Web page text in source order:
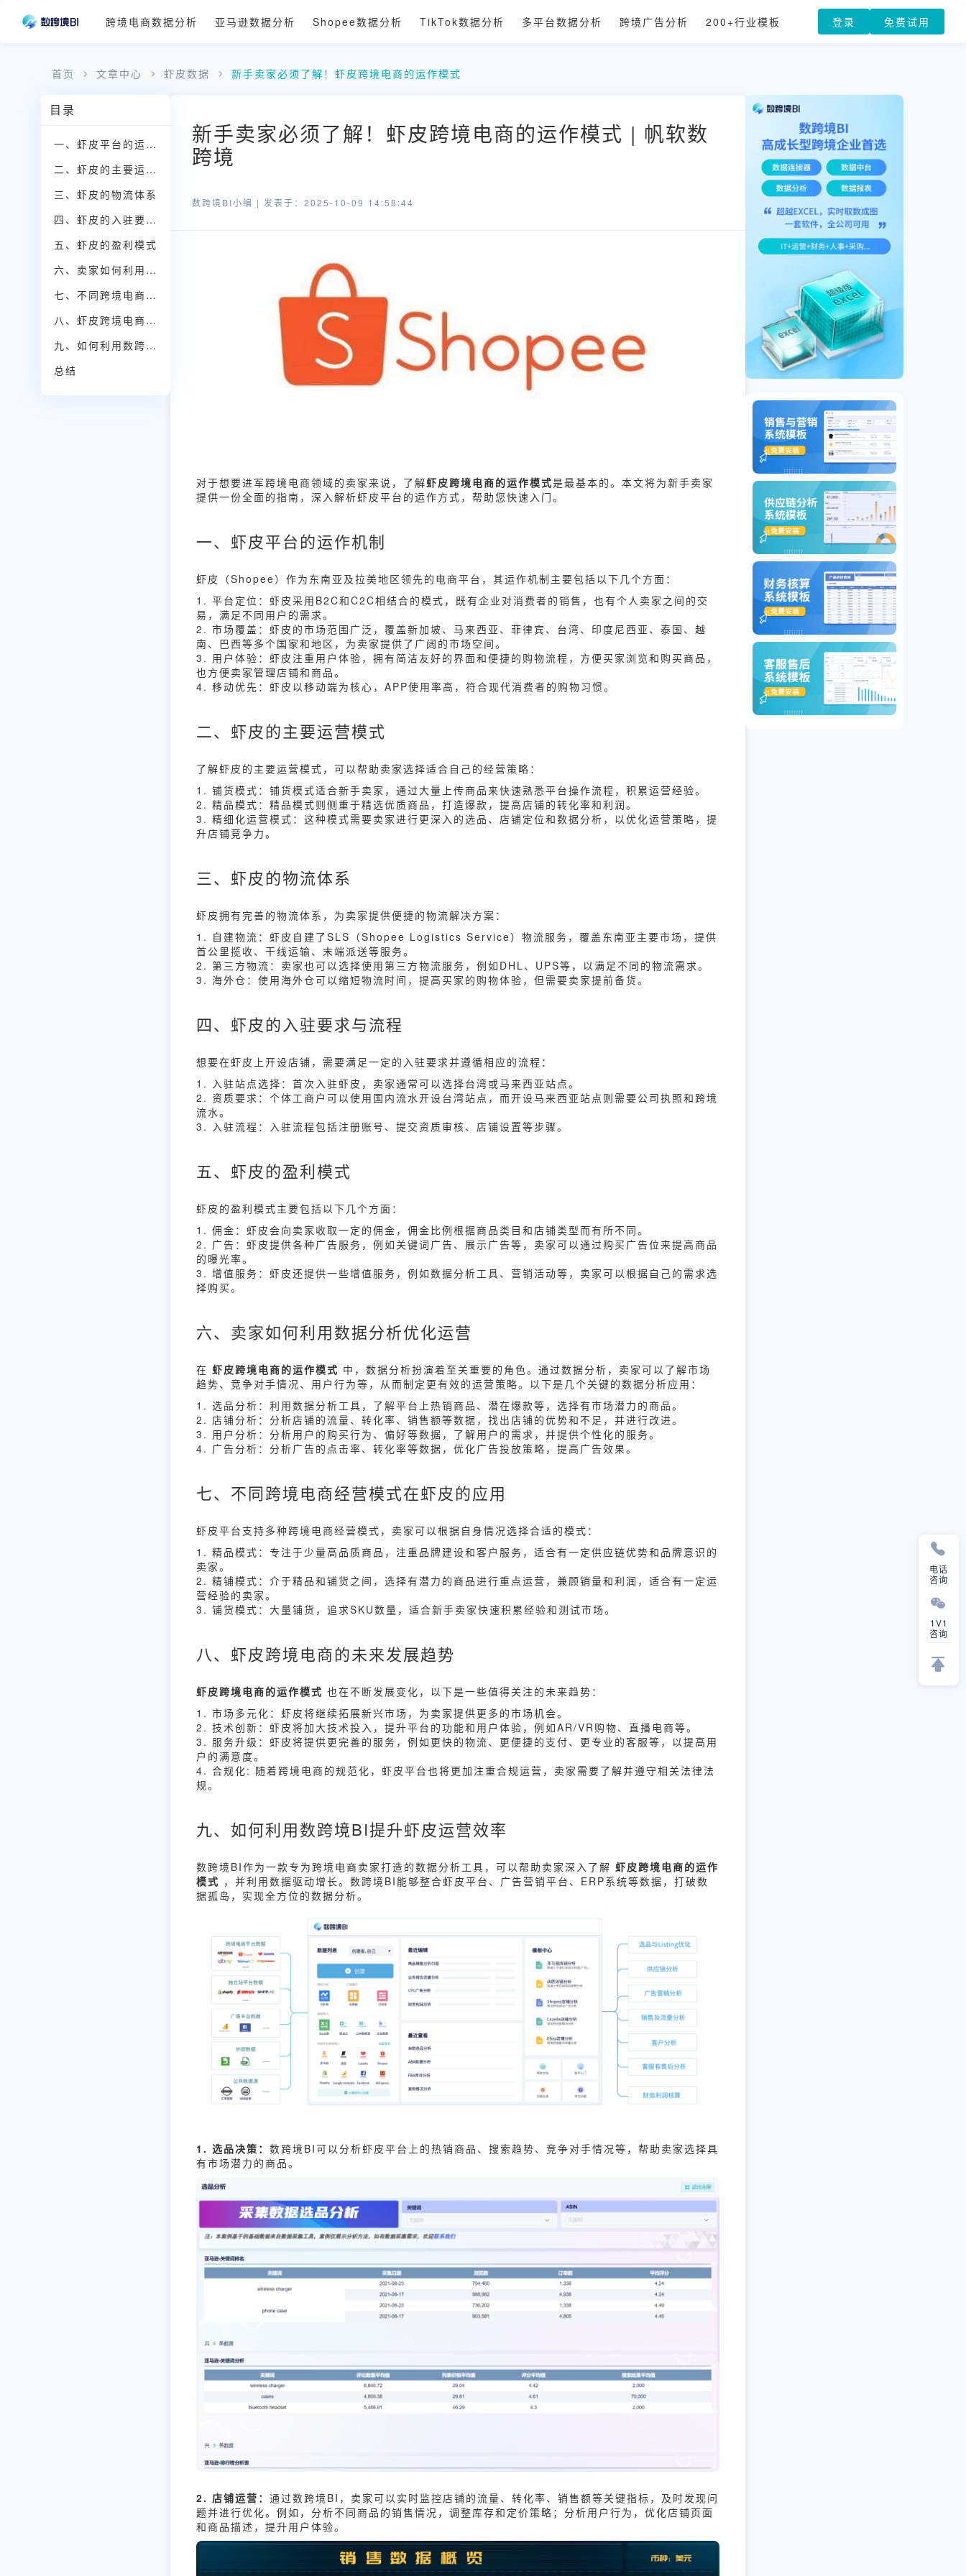
跨境电商数据分析 亚马逊数据分析 Shopee数据分析 TikTok数据分析 多平台数据分析 跨境广告分析 200+行业模板 登录 免费试用
首页 文章中心 虾皮数据 新手卖家必须了解！虾皮跨境电商的运作模式
目录
一、虾皮平台的运作机制
二、虾皮的主要运营模式
三、虾皮的物流体系
四、虾皮的入驻要求与流程
五、虾皮的盈利模式
六、卖家如何利用数据分析优化运营
七、不同跨境电商经营模式在虾皮的应用
八、虾皮跨境电商的未来发展趋势
九、如何利用数跨境BI提升虾皮运营效率
总结
新手卖家必须了解！虾皮跨境电商的运作模式 | 帆软数
跨境
数跨境BI小编 | 发表于：2025-10-09 14:58:44
对于想要进军跨境电商领域的卖家来说，了解虾皮跨境电商的运作模式是最基本的。本文将为新手卖家
提供一份全面的指南，深入解析虾皮平台的运作方式，帮助您快速入门。
一、虾皮平台的运作机制
虾皮（Shopee）作为东南亚及拉美地区领先的电商平台，其运作机制主要包括以下几个方面：
1. 平台定位：虾皮采用B2C和C2C相结合的模式，既有企业对消费者的销售，也有个人卖家之间的交
易，满足不同用户的需求。
2. 市场覆盖：虾皮的市场范围广泛，覆盖新加坡、马来西亚、菲律宾、台湾、印度尼西亚、泰国、越
南、巴西等多个国家和地区，为卖家提供了广阔的市场空间。
3. 用户体验：虾皮注重用户体验，拥有简洁友好的界面和便捷的购物流程，方便买家浏览和购买商品，
也方便卖家管理店铺和商品。
4. 移动优先：虾皮以移动端为核心，APP使用率高，符合现代消费者的购物习惯。
二、虾皮的主要运营模式
了解虾皮的主要运营模式，可以帮助卖家选择适合自己的经营策略：
1. 铺货模式：铺货模式适合新手卖家，通过大量上传商品来快速熟悉平台操作流程，积累运营经验。
2. 精品模式：精品模式则侧重于精选优质商品，打造爆款，提高店铺的转化率和利润。
3. 精细化运营模式：这种模式需要卖家进行更深入的选品、店铺定位和数据分析，以优化运营策略，提
升店铺竞争力。
三、虾皮的物流体系
虾皮拥有完善的物流体系，为卖家提供便捷的物流解决方案：
1. 自建物流：虾皮自建了SLS（Shopee Logistics Service）物流服务，覆盖东南亚主要市场，提供
首公里揽收、干线运输、末端派送等服务。
2. 第三方物流：卖家也可以选择使用第三方物流服务，例如DHL、UPS等，以满足不同的物流需求。
3. 海外仓：使用海外仓可以缩短物流时间，提高买家的购物体验，但需要卖家提前备货。
四、虾皮的入驻要求与流程
想要在虾皮上开设店铺，需要满足一定的入驻要求并遵循相应的流程：
1. 入驻站点选择：首次入驻虾皮，卖家通常可以选择台湾或马来西亚站点。
2. 资质要求：个体工商户可以使用国内流水开设台湾站点，而开设马来西亚站点则需要公司执照和跨境
流水。
3. 入驻流程：入驻流程包括注册账号、提交资质审核、店铺设置等步骤。
五、虾皮的盈利模式
虾皮的盈利模式主要包括以下几个方面：
1. 佣金：虾皮会向卖家收取一定的佣金，佣金比例根据商品类目和店铺类型而有所不同。
2. 广告：虾皮提供各种广告服务，例如关键词广告、展示广告等，卖家可以通过购买广告位来提高商品
的曝光率。
3. 增值服务：虾皮还提供一些增值服务，例如数据分析工具、营销活动等，卖家可以根据自己的需求选
择购买。
六、卖家如何利用数据分析优化运营
在 虾皮跨境电商的运作模式 中，数据分析扮演着至关重要的角色。通过数据分析，卖家可以了解市场
趋势、竞争对手情况、用户行为等，从而制定更有效的运营策略。以下是几个关键的数据分析应用：
1. 选品分析：利用数据分析工具，了解平台上热销商品、潜在爆款等，选择有市场潜力的商品。
2. 店铺分析：分析店铺的流量、转化率、销售额等数据，找出店铺的优势和不足，并进行改进。
3. 用户分析：分析用户的购买行为、偏好等数据，了解用户的需求，并提供个性化的服务。
4. 广告分析：分析广告的点击率、转化率等数据，优化广告投放策略，提高广告效果。
七、不同跨境电商经营模式在虾皮的应用
虾皮平台支持多种跨境电商经营模式，卖家可以根据自身情况选择合适的模式：
1. 精品模式：专注于少量高品质商品，注重品牌建设和客户服务，适合有一定供应链优势和品牌意识的
卖家。
2. 精铺模式：介于精品和铺货之间，选择有潜力的商品进行重点运营，兼顾销量和利润，适合有一定运
营经验的卖家。
3. 铺货模式：大量铺货，追求SKU数量，适合新手卖家快速积累经验和测试市场。
八、虾皮跨境电商的未来发展趋势
虾皮跨境电商的运作模式 也在不断发展变化，以下是一些值得关注的未来趋势：
1. 市场多元化：虾皮将继续拓展新兴市场，为卖家提供更多的市场机会。
2. 技术创新：虾皮将加大技术投入，提升平台的功能和用户体验，例如AR/VR购物、直播电商等。
3. 服务升级：虾皮将提供更完善的服务，例如更快的物流、更便捷的支付、更专业的客服等，以提高用
户的满意度。
4. 合规化: 随着跨境电商的规范化，虾皮平台也将更加注重合规运营，卖家需要了解并遵守相关法律法
规。
九、如何利用数跨境BI提升虾皮运营效率
数跨境BI作为一款专为跨境电商卖家打造的数据分析工具，可以帮助卖家深入了解 虾皮跨境电商的运作
模式 ，并利用数据驱动增长。数跨境BI能够整合虾皮平台、广告营销平台、ERP系统等数据，打破数
据孤岛，实现全方位的数据分析。
1. 选品决策： 数跨境BI可以分析虾皮平台上的热销商品、搜索趋势、竞争对手情况等，帮助卖家选择具
有市场潜力的商品。
2. 店铺运营： 通过数跨境BI，卖家可以实时监控店铺的流量、转化率、销售额等关键指标，及时发现问
题并进行优化。例如，分析不同商品的销售情况，调整库存和定价策略；分析用户行为，优化店铺页面
和商品描述，提升用户体验。
电话
咨询
1V1
咨询